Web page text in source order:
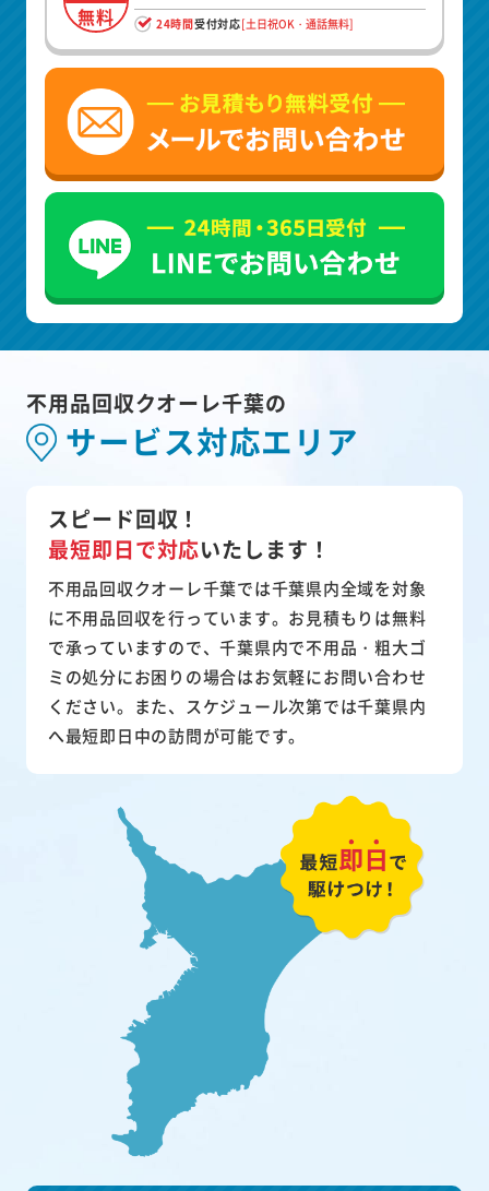
無料 24時間受付対応[土日祝OK・通話無料]
不用品回収クオーレ千葉の
サービス対応エリア
スピード回収！
最短即日で対応いたします！
不用品回収クオーレ千葉では千葉県内全域を対象
に不用品回収を行っています。お見積もりは無料
で承っていますので、千葉県内で不用品・粗大ゴ
ミの処分にお困りの場合はお気軽にお問い合わせ
ください。また、スケジュール次第では千葉県内
へ最短即日中の訪問が可能です。